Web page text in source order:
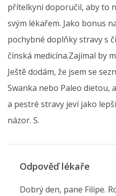
přítelkyni doporučil, aby to
svým lékařem. Jako bonus
pochybné doplňky stravy s
čínská medicína.Zajímal by
Ještě dodám, že jsem se
Swanka nebo Paleo dietou,
a pestré stravy jeví jako
názor. S.
Odpověď lékaře
Dobrý den, pane Filipe.